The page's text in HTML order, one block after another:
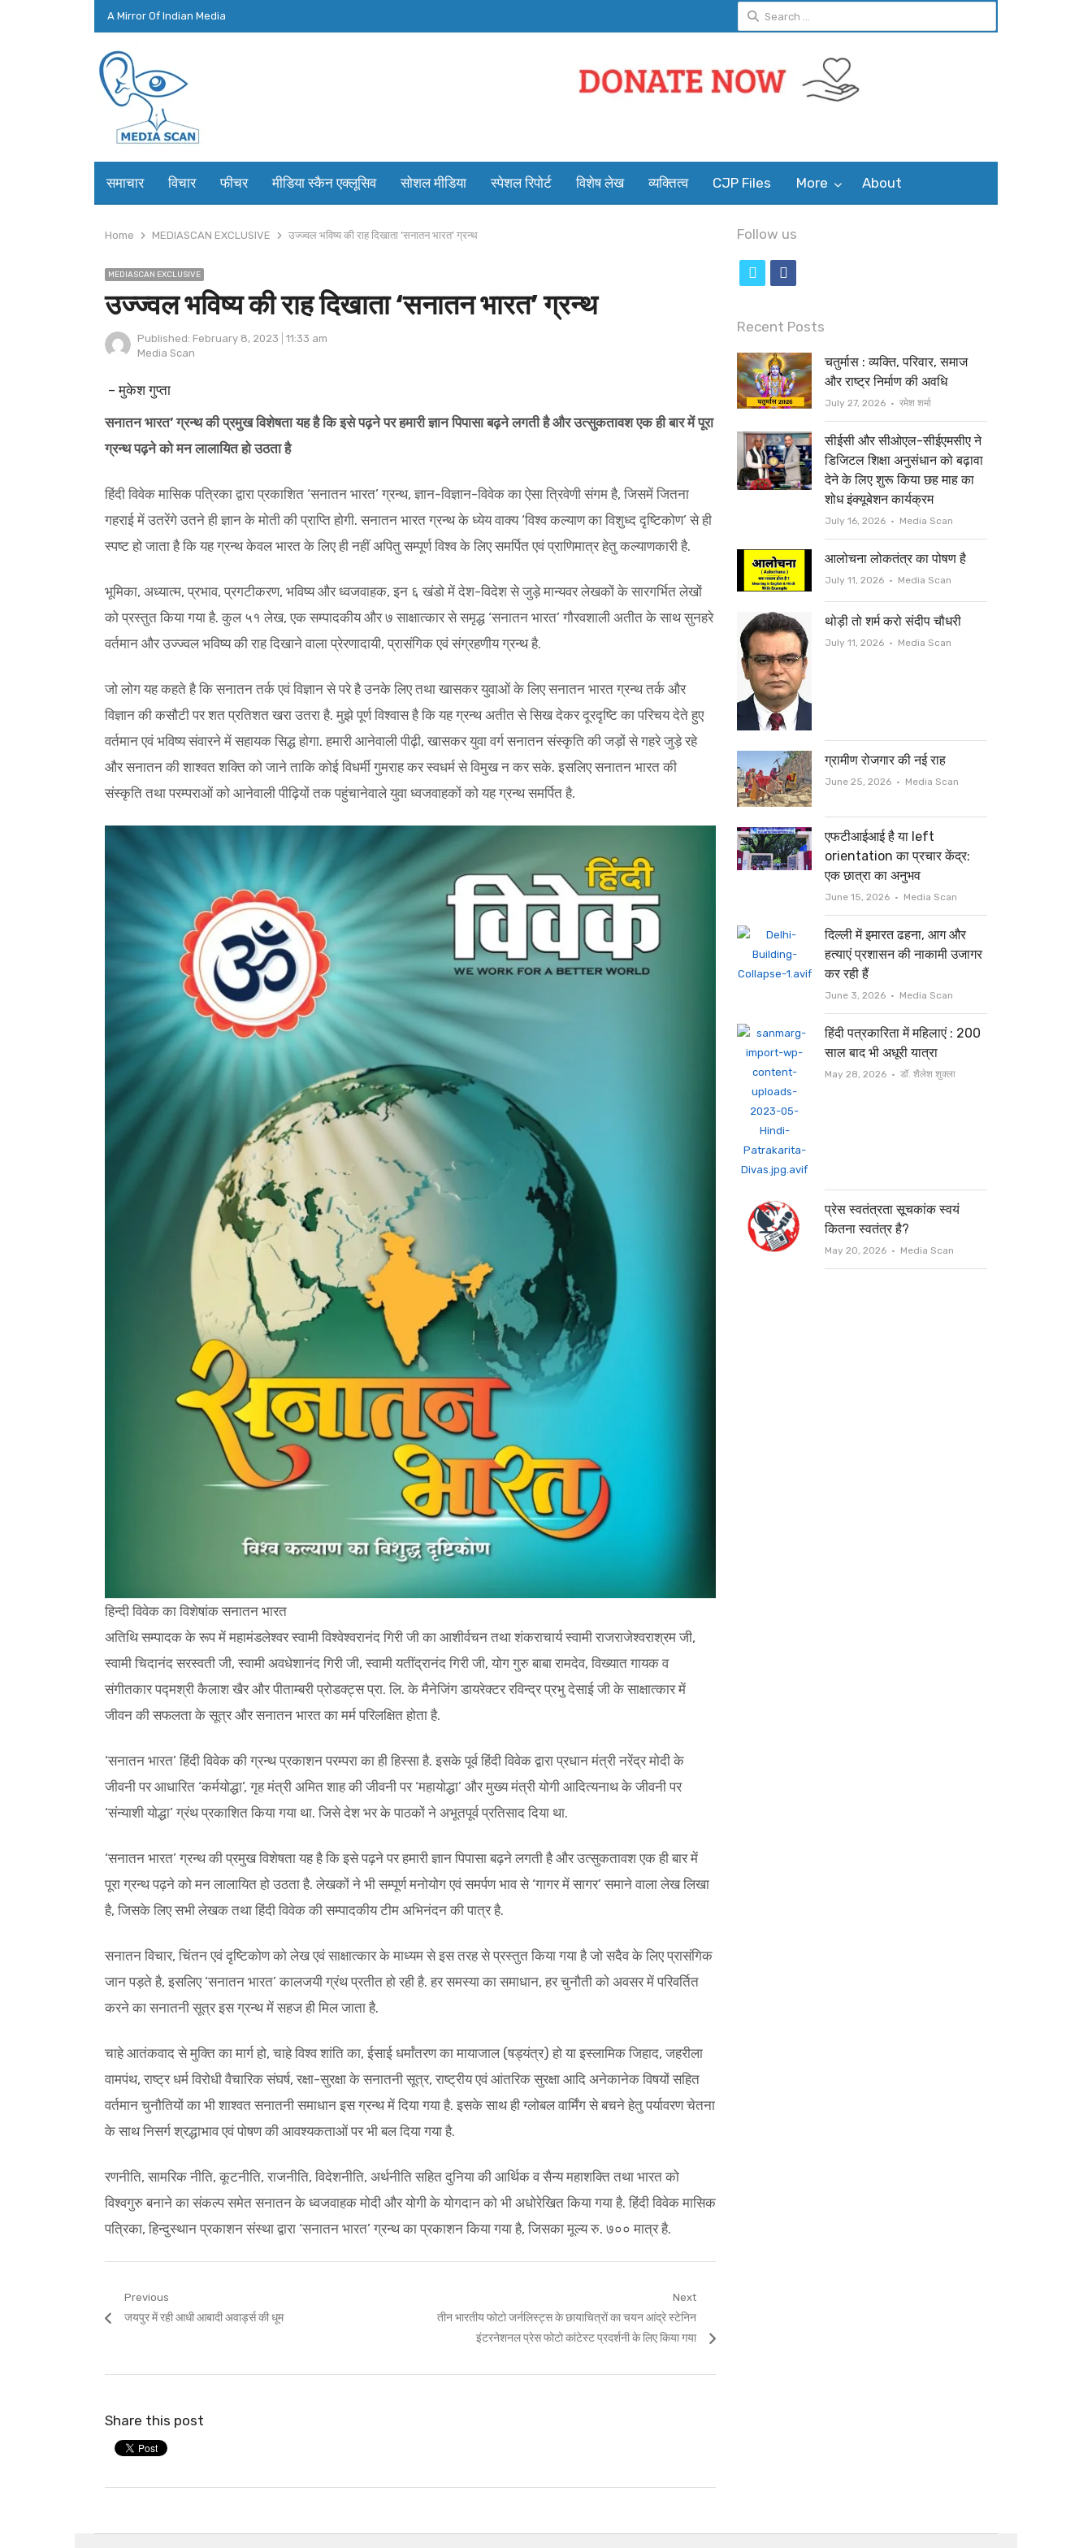
A Mirror Of Indian Media
Search
for:
समाचार विचार फीचर मीडिया स्कैन एक्लूसिव सोशल मीडिया स्पेशल रिपोर्ट विशेष लेख व्यक्तित्व CJP Files More About
Home MEDIASCAN EXCLUSIVE उज्ज्वल भविष्य की राह दिखाता ‘सनातन भारत’ ग्रन्थ
MEDIASCAN EXCLUSIVE
उज्ज्वल भविष्य की राह दिखाता ‘सनातन भारत’ ग्रन्थ
Published: February 8, 2023
11:33 am
Author
Media Scan
– मुकेश गुप्ता
सनातन भारत’ ग्रन्थ की प्रमुख विशेषता यह है कि इसे पढ़ने पर हमारी ज्ञान पिपासा बढ़ने लगती है और उत्सुकतावश एक ही बार में पूरा
ग्रन्थ पढ़ने को मन लालायित हो उठता है
हिंदी विवेक मासिक पत्रिका द्वारा प्रकाशित ‘सनातन भारत’ ग्रन्थ, ज्ञान-विज्ञान-विवेक का ऐसा त्रिवेणी संगम है, जिसमें जितना
गहराई में उतरेंगे उतने ही ज्ञान के मोती की प्राप्ति होगी. सनातन भारत ग्रन्थ के ध्येय वाक्य ‘विश्व कल्याण का विशुध्द दृष्टिकोण’ से ही
स्पष्ट हो जाता है कि यह ग्रन्थ केवल भारत के लिए ही नहीं अपितु सम्पूर्ण विश्व के लिए समर्पित एवं प्राणिमात्र हेतु कल्याणकारी है.
भूमिका, अध्यात्म, प्रभाव, प्रगटीकरण, भविष्य और ध्वजवाहक, इन ६ खंडो में देश-विदेश से जुड़े मान्यवर लेखकों के सारगर्भित लेखों
को प्रस्तुत किया गया है. कुल ५१ लेख, एक सम्पादकीय और ७ साक्षात्कार से समृद्ध ‘सनातन भारत’ गौरवशाली अतीत के साथ सुनहरे
वर्तमान और उज्ज्वल भविष्य की राह दिखाने वाला प्रेरणादायी, प्रासंगिक एवं संग्रहणीय ग्रन्थ है.
जो लोग यह कहते है कि सनातन तर्क एवं विज्ञान से परे है उनके लिए तथा खासकर युवाओं के लिए सनातन भारत ग्रन्थ तर्क और
विज्ञान की कसौटी पर शत प्रतिशत खरा उतरा है. मुझे पूर्ण विश्वास है कि यह ग्रन्थ अतीत से सिख देकर दूरदृष्टि का परिचय देते हुए
वर्तमान एवं भविष्य संवारने में सहायक सिद्ध होगा. हमारी आनेवाली पीढ़ी, खासकर युवा वर्ग सनातन संस्कृति की जड़ों से गहरे जुड़े रहे
और सनातन की शाश्वत शक्ति को जाने ताकि कोई विधर्मी गुमराह कर स्वधर्म से विमुख न कर सके. इसलिए सनातन भारत की
संस्कृति तथा परम्पराओं को आनेवाली पीढ़ियों तक पहुंचानेवाले युवा ध्वजवाहकों को यह ग्रन्थ समर्पित है.
हिन्दी विवेक का विशेषांक सनातन भारत
अतिथि सम्पादक के रूप में महामंडलेश्वर स्वामी विश्वेश्वरानंद गिरी जी का आशीर्वचन तथा शंकराचार्य स्वामी राजराजेश्वराश्रम जी,
स्वामी चिदानंद सरस्वती जी, स्वामी अवधेशानंद गिरी जी, स्वामी यतींद्रानंद गिरी जी, योग गुरु बाबा रामदेव, विख्यात गायक व
संगीतकार पद्मश्री कैलाश खैर और पीताम्बरी प्रोडक्ट्स प्रा. लि. के मैनेजिंग डायरेक्टर रविन्द्र प्रभु देसाई जी के साक्षात्कार में
जीवन की सफलता के सूत्र और सनातन भारत का मर्म परिलक्षित होता है.
‘सनातन भारत’ हिंदी विवेक की ग्रन्थ प्रकाशन परम्परा का ही हिस्सा है. इसके पूर्व हिंदी विवेक द्वारा प्रधान मंत्री नरेंद्र मोदी के
जीवनी पर आधारित ‘कर्मयोद्धा’, गृह मंत्री अमित शाह की जीवनी पर ‘महायोद्धा’ और मुख्य मंत्री योगी आदित्यनाथ के जीवनी पर
‘संन्याशी योद्धा’ ग्रंथ प्रकाशित किया गया था. जिसे देश भर के पाठकों ने अभूतपूर्व प्रतिसाद दिया था.
‘सनातन भारत’ ग्रन्थ की प्रमुख विशेषता यह है कि इसे पढ़ने पर हमारी ज्ञान पिपासा बढ़ने लगती है और उत्सुकतावश एक ही बार में
पूरा ग्रन्थ पढ़ने को मन लालायित हो उठता है. लेखकों ने भी सम्पूर्ण मनोयोग एवं समर्पण भाव से ‘गागर में सागर’ समाने वाला लेख लिखा
है, जिसके लिए सभी लेखक तथा हिंदी विवेक की सम्पादकीय टीम अभिनंदन की पात्र है.
सनातन विचार, चिंतन एवं दृष्टिकोण को लेख एवं साक्षात्कार के माध्यम से इस तरह से प्रस्तुत किया गया है जो सदैव के लिए प्रासंगिक
जान पड़ते है, इसलिए ‘सनातन भारत’ कालजयी ग्रंथ प्रतीत हो रही है. हर समस्या का समाधान, हर चुनौती को अवसर में परिवर्तित
करने का सनातनी सूत्र इस ग्रन्थ में सहज ही मिल जाता है.
चाहे आतंकवाद से मुक्ति का मार्ग हो, चाहे विश्व शांति का, ईसाई धर्मांतरण का मायाजाल (षड्यंत्र) हो या इस्लामिक जिहाद, जहरीला
वामपंथ, राष्ट्र धर्म विरोधी वैचारिक संघर्ष, रक्षा-सुरक्षा के सनातनी सूत्र, राष्ट्रीय एवं आंतरिक सुरक्षा आदि अनेकानेक विषयों सहित
वर्तमान चुनौतियों का भी शाश्वत सनातनी समाधान इस ग्रन्थ में दिया गया है. इसके साथ ही ग्लोबल वार्मिंग से बचने हेतु पर्यावरण चेतना
के साथ निसर्ग श्रद्धाभाव एवं पोषण की आवश्यकताओं पर भी बल दिया गया है.
रणनीति, सामरिक नीति, कूटनीति, राजनीति, विदेशनीति, अर्थनीति सहित दुनिया की आर्थिक व सैन्य महाशक्ति तथा भारत को
विश्वगुरु बनाने का संकल्प समेत सनातन के ध्वजवाहक मोदी और योगी के योगदान को भी अधोरेखित किया गया है. हिंदी विवेक मासिक
पत्रिका, हिन्दुस्थान प्रकाशन संस्था द्वारा ‘सनातन भारत’ ग्रन्थ का प्रकाशन किया गया है, जिसका मूल्य रु. ७०० मात्र है.
Post
navigation
Previous
Previous
जयपुर में रही आधी आबादी अवार्ड्स की धूम
Next
Next
तीन भारतीय फोटो जर्नलिस्ट्स के छायाचित्रों का चयन आंद्रे स्टेनिन
इंटरनेशनल प्रेस फोटो कांटेस्ट प्रदर्शनी के लिए किया गया
Share this post
Follow us
i
t
t
e
r
c
e
b
o
o
k
Recent Posts
चतुर्मास : व्यक्ति, परिवार, समाज
और राष्ट्र निर्माण की अवधि
July 27, 2026 Author
रमेश शर्मा
सीईसी और सीओएल-सीईएमसीए ने
डिजिटल शिक्षा अनुसंधान को बढ़ावा
देने के लिए शुरू किया छह माह का
शोध इंक्यूबेशन कार्यक्रम
July 16, 2026 Author
Media Scan
आलोचना लोकतंत्र का पोषण है
July 11, 2026 Author
Media Scan
थोड़ी तो शर्म करो संदीप चौधरी
July 11, 2026 Author
Media Scan
ग्रामीण रोजगार की नई राह
June 25, 2026 Author
Media Scan
एफटीआईआई है या left
orientation का प्रचार केंद्र:
एक छात्रा का अनुभव
June 15, 2026 Author
Media Scan
दिल्ली में इमारत ढहना, आग और
हत्याएं प्रशासन की नाकामी उजागर
कर रही हैं
June 3, 2026 Author
Media Scan
हिंदी पत्रकारिता में महिलाएं : 200
साल बाद भी अधूरी यात्रा
May 28, 2026 Author
डॉ. शैलेश शुक्ला
प्रेस स्वतंत्रता सूचकांक स्वयं
कितना स्वतंत्र है?
May 20, 2026 Author
Media Scan